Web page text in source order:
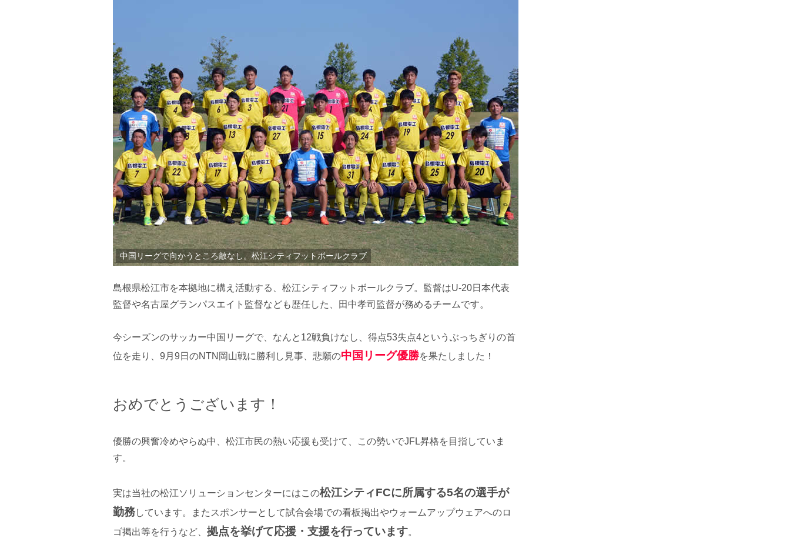
中国リーグで向かうところ敵なし。松江シティフットボールクラブ
島根県松江市を本拠地に構え活動する、松江シティフットボールクラブ。監督はU-20日本代表
監督や名古屋グランパスエイト監督なども歴任した、田中孝司監督が務めるチームです。
今シーズンのサッカー中国リーグで、なんと12戦負けなし、得点53失点4というぶっちぎりの首
位を走り、9月9日のNTN岡山戦に勝利し見事、悲願の中国リーグ優勝を果たしました！
おめでとうございます！
優勝の興奮冷めやらぬ中、松江市民の熱い応援も受けて、この勢いでJFL昇格を目指していま
す。
実は当社の松江ソリューションセンターにはこの松江シティFCに所属する5名の選手が
勤務しています。またスポンサーとして試合会場での看板掲出やウォームアップウェアへのロ
ゴ掲出等を行うなど、 拠点を挙げて応援・支援を行っています。